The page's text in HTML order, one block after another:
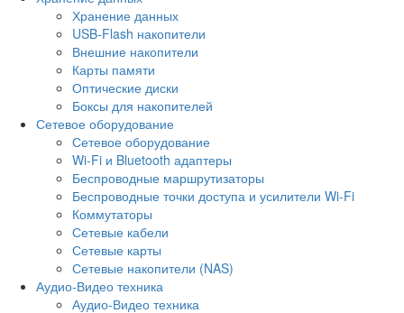
Хранение данных
USB-Flash накопители
Внешние накопители
Карты памяти
Оптические диски
Боксы для накопителей
Сетевое оборудование
Сетевое оборудование
Wi-Fi и Bluetooth адаптеры
Беспроводные маршрутизаторы
Беспроводные точки доступа и усилители Wi-Fi
Коммутаторы
Сетевые кабели
Сетевые карты
Сетевые накопители (NAS)
Аудио-Видео техника
Аудио-Видео техника